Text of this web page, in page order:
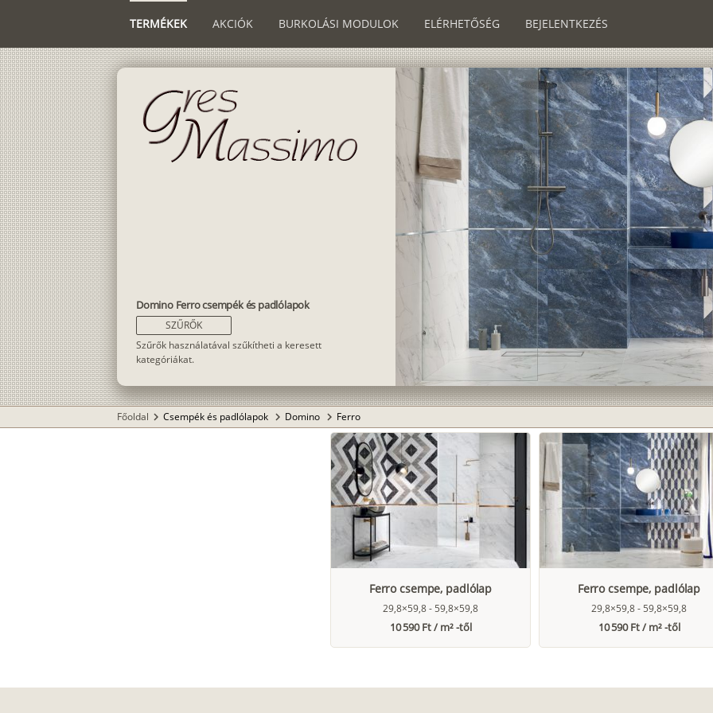
TERMÉKEK AKCIÓK BURKOLÁSI MODULOK ELÉRHETŐSÉG BEJELENTKEZÉS
Domino Ferro csempék és padlólapok
SZŰRŐK
Szűrők használatával szűkítheti a keresett
kategóriákat.
Főoldal chevron_right Csempék és padlólapok chevron_right Domino chevron_right Ferro
Ferro csempe, padlólap
29,8×59,8 - 59,8×59,8
10 590 Ft / m² -től
Ferro csempe, padlólap
29,8×59,8 - 59,8×59,8
10 590 Ft / m² -től